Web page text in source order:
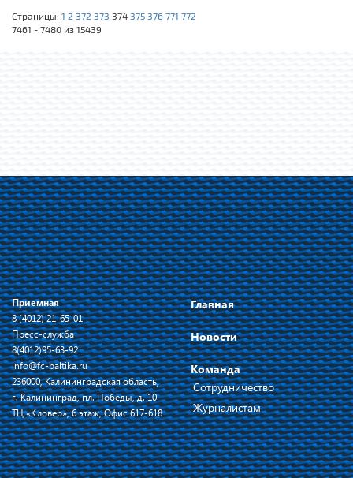
Страницы: 1 2 372 373 374 375 376 771 772
7461 - 7480 из 15439
Приемная
8 (4012) 21-65-01
Пресс-служба
8(4012)95-63-92
info@fc-baltika.ru
236000, Калининградская область,
г. Калининград, пл. Победы, д. 10
ТЦ «Кловер», 6 этаж, Офис 617-618
Главная
Новости
Команда
Сотрудничество
Журналистам